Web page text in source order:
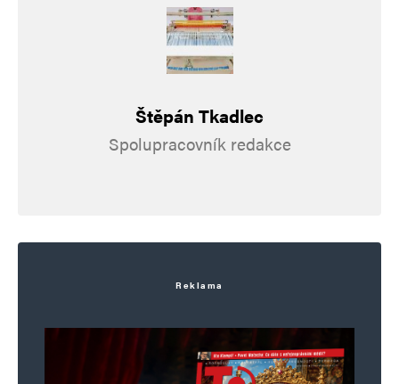
Emanuel Mastikulka
Napsat komentář
Vaše e-mailová adresa nebude zveřejněna.
Vyžadované informace jsou
Štěpán Tkadlec
Spolupracovník redakce
Reklama